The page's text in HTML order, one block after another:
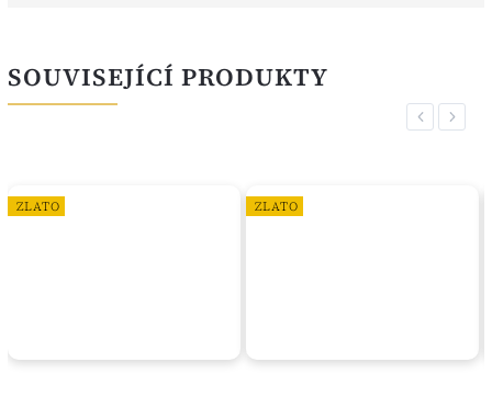
SOUVISEJÍCÍ PRODUKTY
Previous
ZLATO ZLATO
Next